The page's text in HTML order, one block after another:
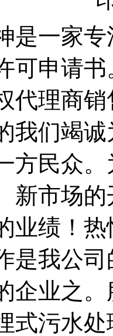
一家专
可申请
代理商
我们竭
方民众
新市场
业绩！
是我公
企业之
式污水